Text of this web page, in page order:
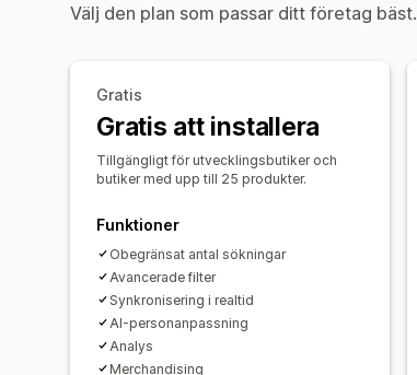
Välj den plan som passar ditt företag bäst.
Gratis
Gratis att installera
Tillgängligt för utvecklingsbutiker och
butiker med upp till 25 produkter.
Funktioner
Obegränsat antal sökningar
Avancerade filter
Synkronisering i realtid
AI-personanpassning
Analys
Merchandising